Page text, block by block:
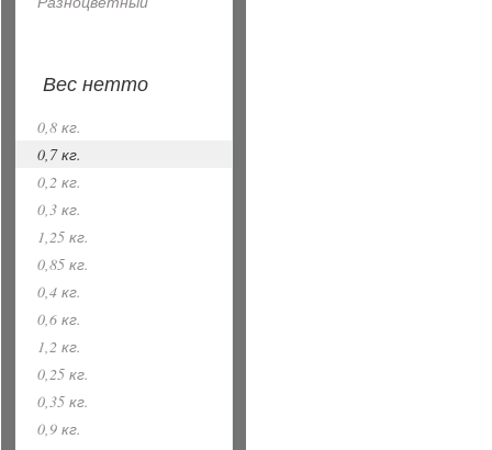
Вес нетто
0,8 кг.
0,7 кг.
0,2 кг.
0,3 кг.
1,25 кг.
0,85 кг.
0,4 кг.
0,6 кг.
1,2 кг.
0,25 кг.
0,35 кг.
0,9 кг.